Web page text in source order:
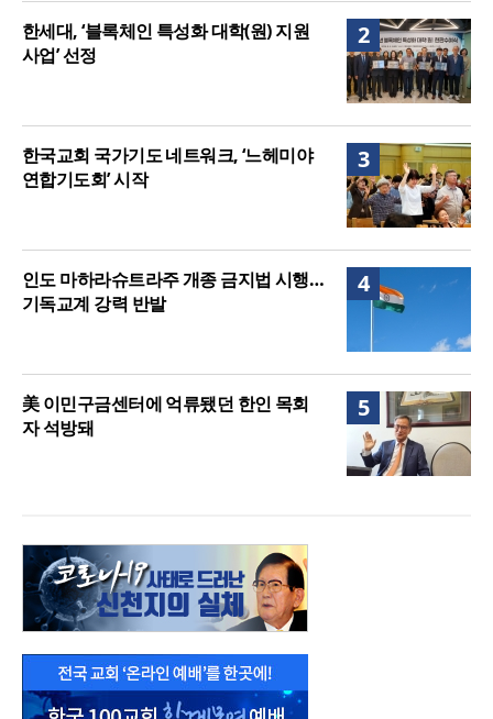
2
한세대, ‘블록체인 특성화 대학(원) 지원
사업’ 선정
3
한국교회 국가기도 네트워크, ‘느헤미야
연합기도회’ 시작
4
인도 마하라슈트라주 개종 금지법 시행…
기독교계 강력 반발
5
美 이민구금센터에 억류됐던 한인 목회
자 석방돼